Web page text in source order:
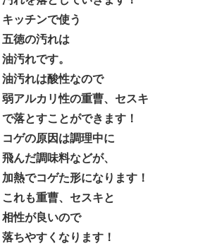
キッチンで使う
五徳の汚れは
油汚れです。
油汚れは酸性なので
弱アルカリ性の重曹、セスキ
で落とすことができます！
コゲの原因は調理中に
飛んだ調味料などが、
加熱でコゲた形になります！
これも重曹、セスキと
相性が良いので
落ちやすくなります！